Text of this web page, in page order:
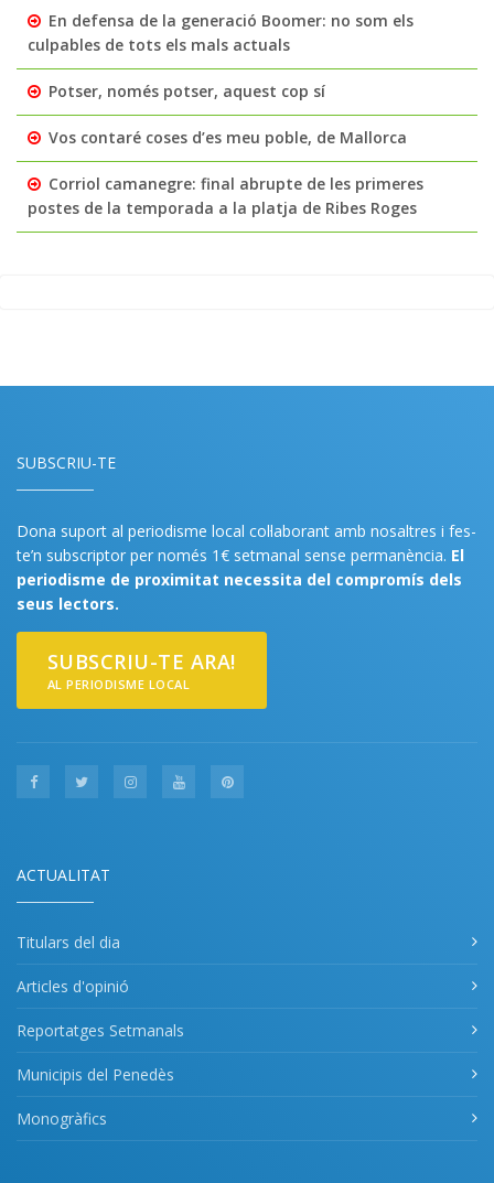
En defensa de la generació Boomer: no som els
culpables de tots els mals actuals
Potser, només potser, aquest cop sí
Vos contaré coses d’es meu poble, de Mallorca
Corriol camanegre: final abrupte de les primeres
postes de la temporada a la platja de Ribes Roges
SUBSCRIU-TE
Dona suport al periodisme local col·laborant amb nosaltres i fes-
te’n subscriptor per només 1€ setmanal sense permanència. El
periodisme de proximitat necessita del compromís dels
seus lectors.
SUBSCRIU-TE ARA!
AL PERIODISME LOCAL
ACTUALITAT
Titulars del dia
Articles d'opinió
Reportatges Setmanals
Municipis del Penedès
Monogràfics